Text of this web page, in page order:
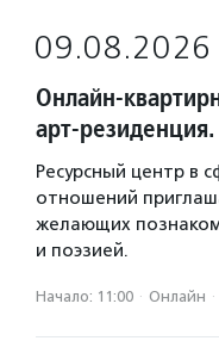
09.08.2026
Онлайн-
арт-
Ресурсный центр в
отношений
желающих
и поэзией.
Начало: 11:00 · Онлайн ·